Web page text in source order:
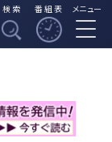
検索 番組表 メニュー